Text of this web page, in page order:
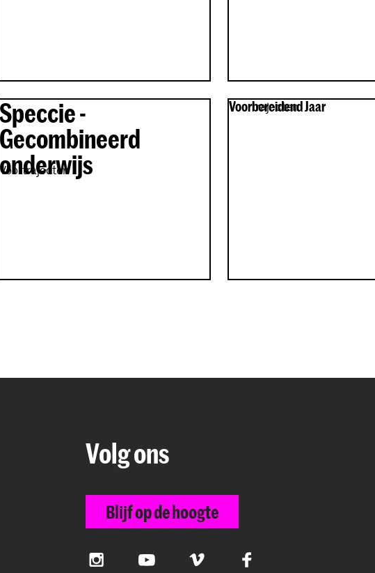
Speccie -
Gecombineerd
onderwijs
Voortrajecten
Voorbereidend Jaar
Voortrajecten
Volg ons
Blijf op de hoogte
InstagramYouTube Vimeo Facebook